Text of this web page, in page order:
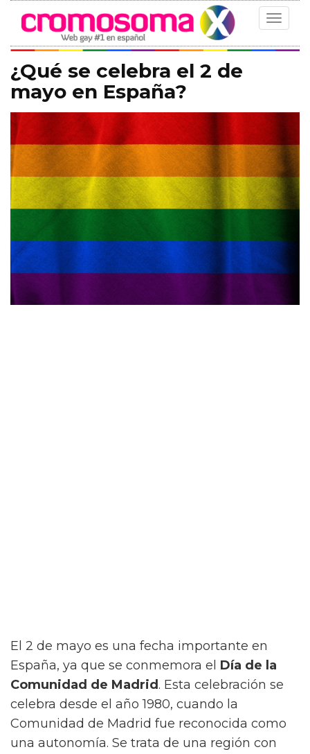
Toggle
¿Qué se celebra el 2 de
mayo en España?
El 2 de mayo es una fecha importante en
España, ya que se conmemora el Día de la
Comunidad de Madrid . Esta celebración se
celebra desde el año 1980, cuando la
Comunidad de Madrid fue reconocida como
una autonomía. Se trata de una región con